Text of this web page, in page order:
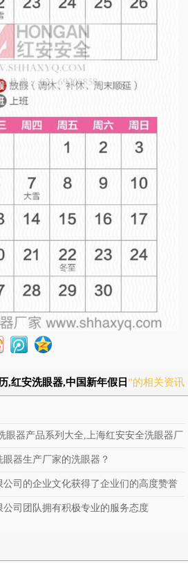
,红安洗眼器,中国新年假日”的相关资讯
眼器产品系列大全,上海红安安全洗眼器厂
器生产厂家的洗眼器？
司的企业文化获得了企业们的高度赞誉
司团队拥有积极专业的服务态度